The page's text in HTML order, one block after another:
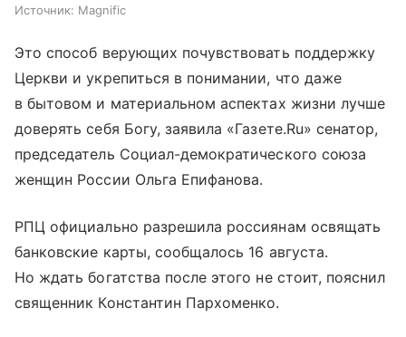
Источник: Magnific
Это способ верующих почувствовать поддержку
Церкви и укрепиться в понимании, что даже
в бытовом и материальном аспектах жизни лучше
доверять себя Богу, заявила «Газете.Ru» сенатор,
председатель Социал-демократического союза
женщин России Ольга Епифанова.
РПЦ официально разрешила россиянам освящать
банковские карты, сообщалось 16 августа.
Но ждать богатства после этого не стоит, пояснил
священник Константин Пархоменко.